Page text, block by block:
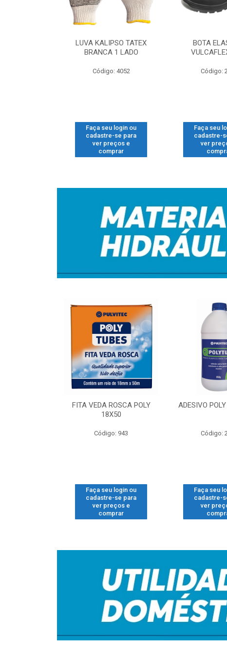
LUVA KALIPSO TATEX
BRANCA 1 LADO
Código: 4052
Faça seu login ou
cadastre-se para
ver preços e
comprar
BOTA
Código:
Faça seu
cadastre-
ver
FITA VEDA ROSCA POLY
18X50
Código: 943
Faça seu login ou
cadastre-se para
ver preços e
comprar
ADESIVO
Código:
Faça seu
cadastre-
ver